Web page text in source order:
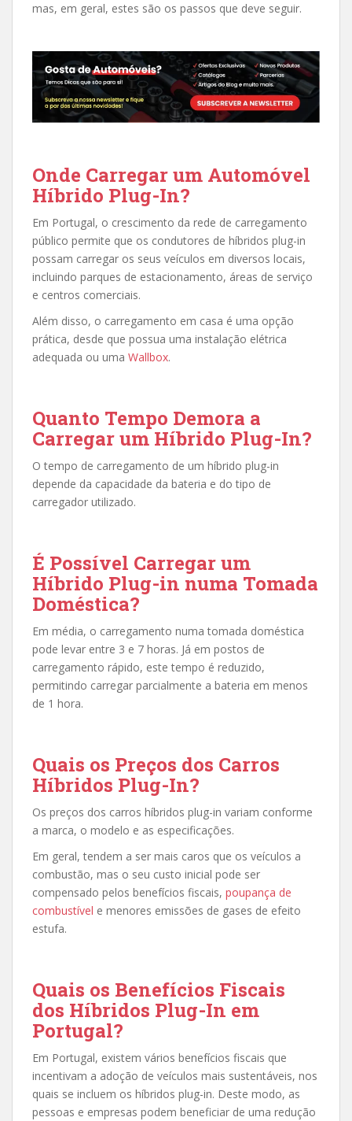
mas, em geral, estes são os passos que deve seguir.
Onde Carregar um Automóvel
Híbrido Plug-In?
Em Portugal, o crescimento da rede de carregamento
público permite que os condutores de híbridos plug-in
possam carregar os seus veículos em diversos locais,
incluindo parques de estacionamento, áreas de serviço
e centros comerciais.
Além disso, o carregamento em casa é uma opção
prática, desde que possua uma instalação elétrica
adequada ou uma Wallbox.
Quanto Tempo Demora a
Carregar um Híbrido Plug-In?
O tempo de carregamento de um híbrido plug-in
depende da capacidade da bateria e do tipo de
carregador utilizado.
É Possível Carregar um
Híbrido Plug-in numa Tomada
Doméstica?
Em média, o carregamento numa tomada doméstica
pode levar entre 3 e 7 horas. Já em postos de
carregamento rápido, este tempo é reduzido,
permitindo carregar parcialmente a bateria em menos
de 1 hora.
Quais os Preços dos Carros
Híbridos Plug-In?
Os preços dos carros híbridos plug-in variam conforme
a marca, o modelo e as especificações.
Em geral, tendem a ser mais caros que os veículos a
combustão, mas o seu custo inicial pode ser
compensado pelos benefícios fiscais, poupança de
combustível e menores emissões de gases de efeito
estufa.
Quais os Benefícios Fiscais
dos Híbridos Plug-In em
Portugal?
Em Portugal, existem vários benefícios fiscais que
incentivam a adoção de veículos mais sustentáveis, nos
quais se incluem os híbridos plug-in. Deste modo, as
pessoas e empresas podem beneficiar de uma redução